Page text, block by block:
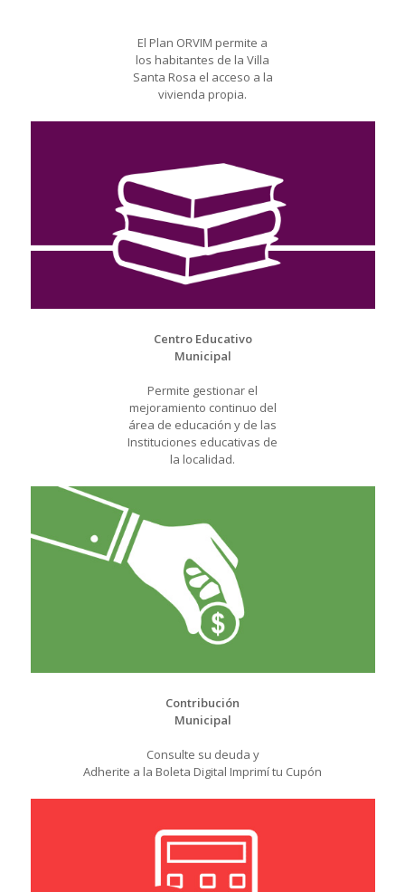
El Plan ORVIM permite a
los habitantes de la Villa
Santa Rosa el acceso a la
vivienda propia.
Centro Educativo
Municipal
Permite gestionar el
mejoramiento continuo del
área de educación y de las
Instituciones educativas de
la localidad.
Contribución
Municipal
Consulte su deuda y
Adherite a la Boleta Digital Imprimí tu Cupón